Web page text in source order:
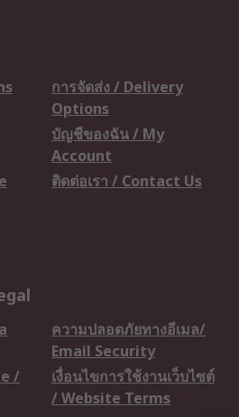
การจัดส่ง / Delivery
Options
บัญชีของฉัน / My
Account
ติดต่อเรา / Contact Us
ความปลอดภัยทางอีเมล/
Email Security
/
เงื่อนไขการใช้งานเว็บไซต์
/ Website Terms